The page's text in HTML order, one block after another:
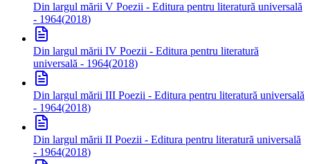
Din largul mării V Poezii - Editura pentru literatură universală
- 1964(2018)
Din largul mării IV Poezii - Editura pentru literatură
universală - 1964(2018)
Din largul mării III Poezii - Editura pentru literatură universală
- 1964(2018)
Din largul mării II Poezii - Editura pentru literatură universală
- 1964(2018)